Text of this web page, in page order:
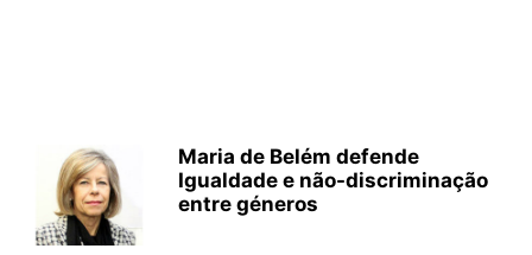
Maria de Belém defende
Igualdade e não-discriminação
entre géneros